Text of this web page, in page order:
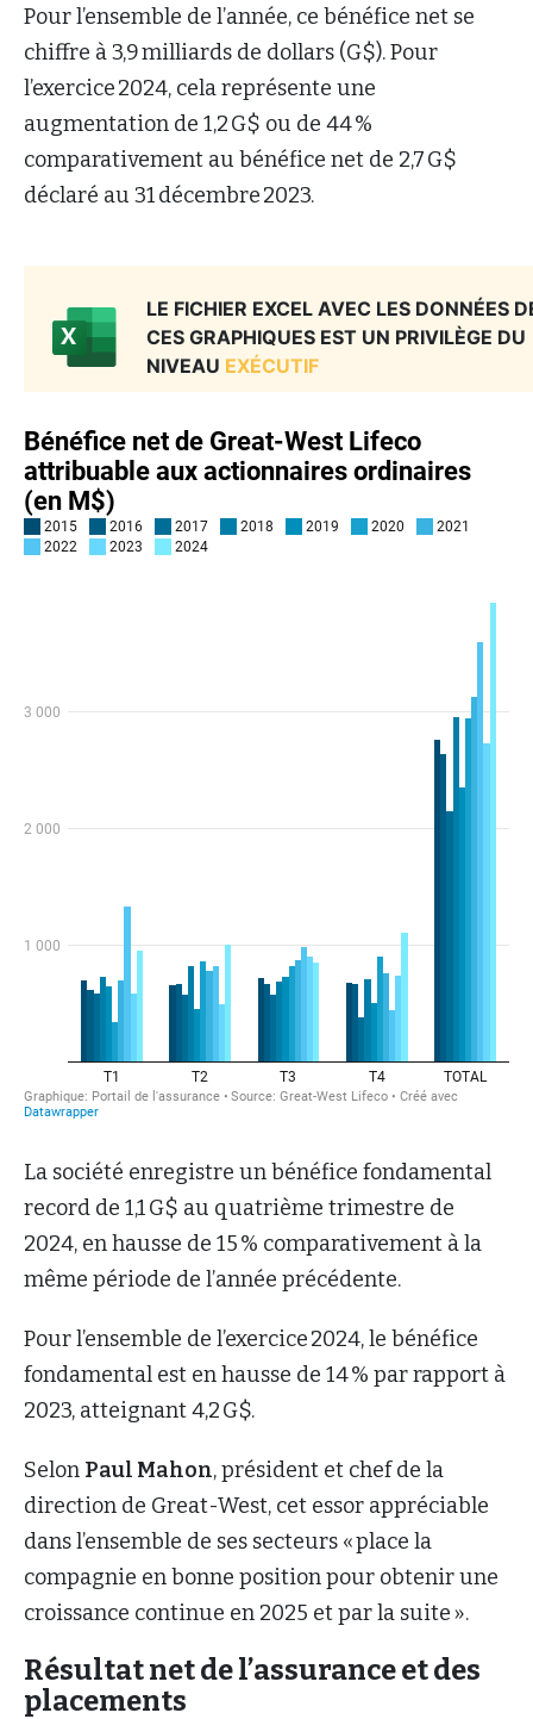
Pour l’ensemble de l’année, ce bénéfice net se
chiffre à 3,9 milliards de dollars (G$). Pour
l’exercice 2024, cela représente une
augmentation de 1,2 G$ ou de 44 %
comparativement au bénéfice net de 2,7 G$
déclaré au 31 décembre 2023.
La société enregistre un bénéfice fondamental
record de 1,1 G$ au quatrième trimestre de
2024, en hausse de 15 % comparativement à la
même période de l’année précédente.
Pour l’ensemble de l’exercice 2024, le bénéfice
fondamental est en hausse de 14 % par rapport à
2023, atteignant 4,2 G$.
Selon Paul Mahon, président et chef de la
direction de Great-West, cet essor appréciable
dans l’ensemble de ses secteurs « place la
compagnie en bonne position pour obtenir une
croissance continue en 2025 et par la suite ».
Résultat net de l’assurance et des
placements